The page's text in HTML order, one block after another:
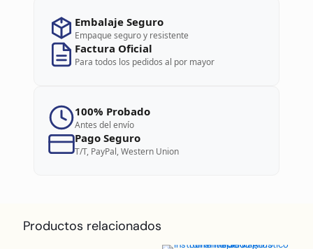
Embalaje Seguro
Empaque seguro y resistente
Factura Oficial
Para todos los pedidos al por mayor
100% Probado
Antes del envío
Pago Seguro
T/T, PayPal, Western Union
Productos relacionados